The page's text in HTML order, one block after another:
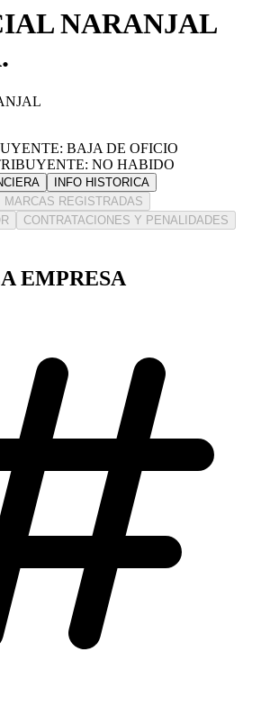
NARANJAL
BAJA DE OFICIO
NO HABIDO
INFO HISTORICA
MARCAS REGISTRADAS
CONTRATACIONES Y PENALIDADES
EMPRESA